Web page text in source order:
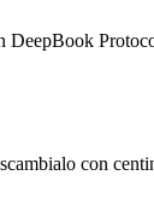
DeepBook
con